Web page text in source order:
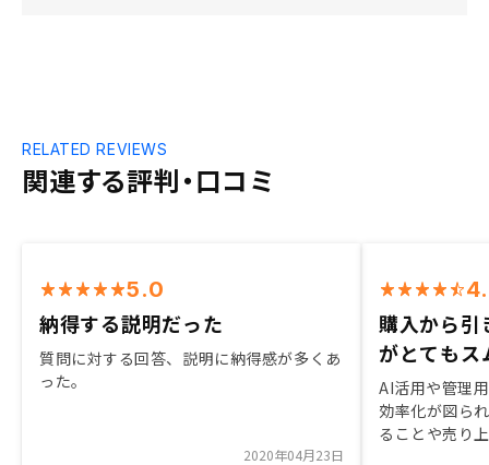
関連する評判・口コミ
RELATED REVIEWS
5.0
納得する説明だった
質問に対する回答、説明に納得感が多くあ
った。
2020年04月23日
購入から引
がとてもス
AI活用や管理
効率化が図ら
ることや売り